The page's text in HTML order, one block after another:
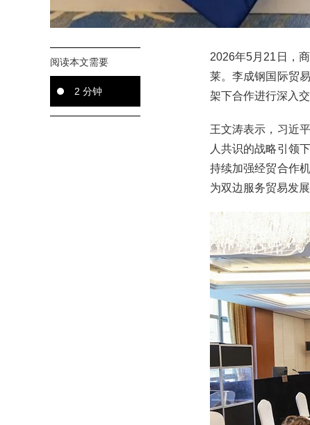
阅读本文需要
2 分钟
2026年5月21日，
莱。李成钢国际贸
架下合作进行深入交
王文涛表示，习近
人共识的战略引领
持续加强经贸合作
为双边服务贸易发